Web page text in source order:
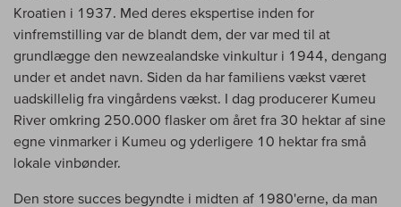
Kroatien i 1937. Med deres ekspertise inden for
vinfremstilling var de blandt dem, der var med til at
grundlægge den newzealandske vinkultur i 1944, dengang
under et andet navn. Siden da har familiens vækst været
uadskillelig fra vingårdens vækst. I dag producerer Kumeu
River omkring 250.000 flasker om året fra 30 hektar af sine
egne vinmarker i Kumeu og yderligere 10 hektar fra små
lokale vinbønder.
Den store succes begyndte i midten af 1980'erne, da man